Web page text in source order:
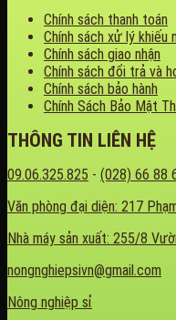
Chính sách thanh toán
Chính sách xử lý khiếu
Chính sách giao nhận
Chính sách đổi trả và
Chính sách bảo hành
Chính Sách Bảo Mật
THÔNG TIN LIÊN HỆ
09.06.325.825 - (028) 66 88
Văn phòng đại diện: 217
Nhà máy sản xuất: 255/8
nongnghiepsivn@gmail.com
Nông nghiệp sỉ